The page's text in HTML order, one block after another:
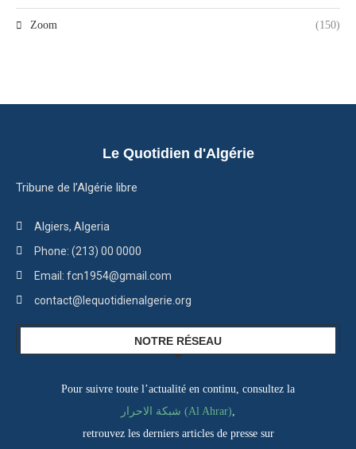
Zoom (150)
Le Quotidien d'Algérie
Tribune de l’Algérie libre
Algiers, Algeria
Phone: (213) 00 0000
Email: fcn1954@gmail.com
contact@lequotidienalgerie.org
NOTRE RÉSEAU
Pour suivre toute l’actualité en continu, consultez la
شبكة الاحرار (Al Ahrar),
retrouvez les derniers articles de presse sur